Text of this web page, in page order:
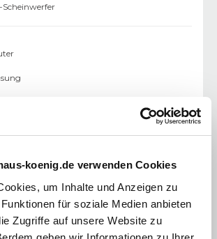
koenig.de verwenden Cookies
um Inhalte und Anzeigen zu
für soziale Medien anbieten
Zugriffe auf unsere Website zu
elektr.